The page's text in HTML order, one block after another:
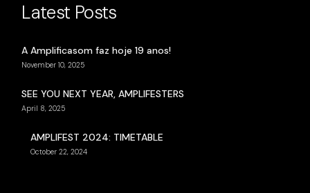
Latest Posts
A Amplificasom faz hoje 19 anos!
November 10, 2025
SEE YOU NEXT YEAR, AMPLIFESTERS
April 8, 2025
AMPLIFEST 2024: TIMETABLE
October 22, 2024